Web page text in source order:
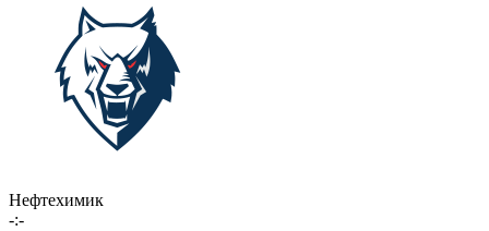
Нефтехимик
-:-